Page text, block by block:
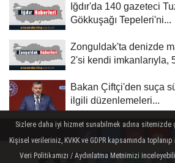
Iğdır'da 140 gazeteci
Gökkuşağı Tepeleri'ni...
Zonguldak'ta denizde
2'si kendi imkanlarıyla,
Bakan Çiftçi'den suça
ilgili düzenlemeleri...
Sizlere daha iyi hizmet sunabilmek adına sitemizde
Kişisel verileriniz, KVKK ve GDPR kapsamında
Veri Politikamızı / Aydınlatma Metnimizi